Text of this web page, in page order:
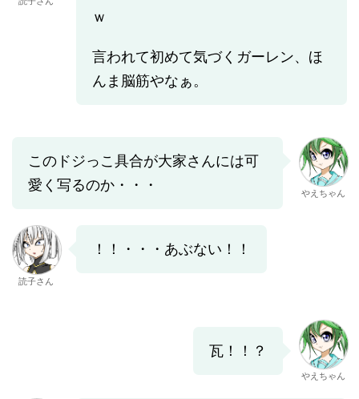
ｗ
言われて初めて気づくガーレン、ほ
んま脳筋やなぁ。
このドジっこ具合が大家さんには可
愛く写るのか・・・
やえちゃん
読子さん
！！・・・あぶない！！
瓦！！？
やえちゃん